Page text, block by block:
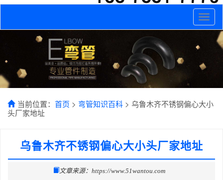
Toggle
当前位置： 首页 > 弯管知识百科 > 乌鲁木齐不锈钢偏心大小
头厂家地址
乌鲁木齐不锈钢偏心大小头厂家地址
文章来源：https://www.51wantou.com